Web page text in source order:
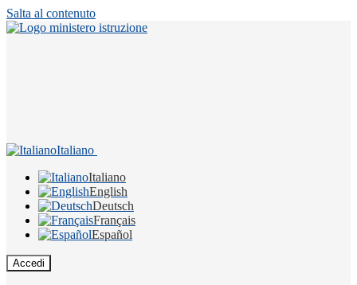
Salta al contenuto
Italiano
Italiano
English
Deutsch
Français
Español
Accedi